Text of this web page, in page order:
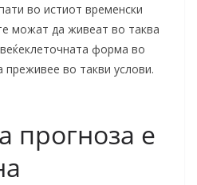
во истиот временски
можат да живеат во таква
форма во
во такви услови.
прогноза е